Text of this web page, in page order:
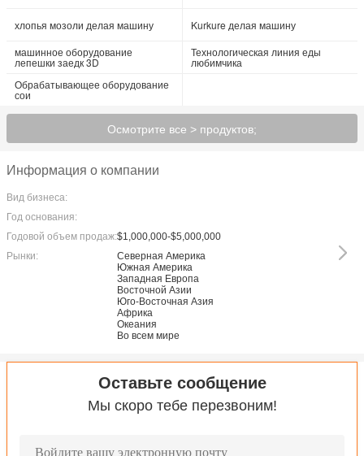
хлопья мозоли делая машину
Kurkure делая машину
машинное оборудование
лепешки заедк 3D
Технологическая линия еды
любимчика
Обрабатывающее оборудование
сои
Осмотрите все > продуктов;
Информация о компании
Вид бизнеса:
Год основания:
Годовой объем продаж:$1,000,000-$5,000,000
Рынки:
Северная Америка
Южная Америка
Западная Европа
Восточной Азии
Юго-Восточная Азия
Африка
Океания
Во всем мире
Оставьте сообщение
Мы скоро тебе перезвоним!